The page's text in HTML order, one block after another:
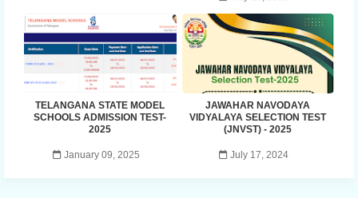
TELANGANA STATE MODEL
SCHOOLS ADMISSION TEST-
2025
January 09, 2025
JAWAHAR NAVODAYA
VIDYALAYA SELECTION TEST
(JNVST) - 2025
July 17, 2024